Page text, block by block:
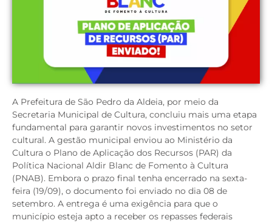
A Prefeitura de São Pedro da Aldeia, por meio da
Secretaria Municipal de Cultura, concluiu mais uma etapa
fundamental para garantir novos investimentos no setor
cultural. A gestão municipal enviou ao Ministério da
Cultura o Plano de Aplicação dos Recursos (PAR) da
Política Nacional Aldir Blanc de Fomento à Cultura
(PNAB). Embora o prazo final tenha encerrado na sexta-
feira (19/09), o documento foi enviado no dia 08 de
setembro. A entrega é uma exigência para que o
município esteja apto a receber os repasses federais